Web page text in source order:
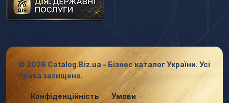
© 2026 Catalog.Biz.ua - Бізнес каталог України. Усі
права захищено.
Конфіденційність Умови